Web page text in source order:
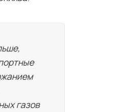
газов